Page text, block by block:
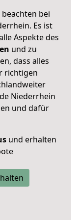
bei
Es ist
Aspekte des
und zu
dass alles
richtigen
Niederrhein
und dafür
und erhalten